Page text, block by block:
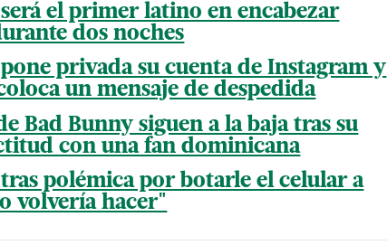
el primer latino en encabezar
dos noches
privada su cuenta de Instagram y
un mensaje de despedida
Bad Bunny siguen a la baja tras su
con una fan dominicana
polémica por botarle el celular a
volvería hacer"